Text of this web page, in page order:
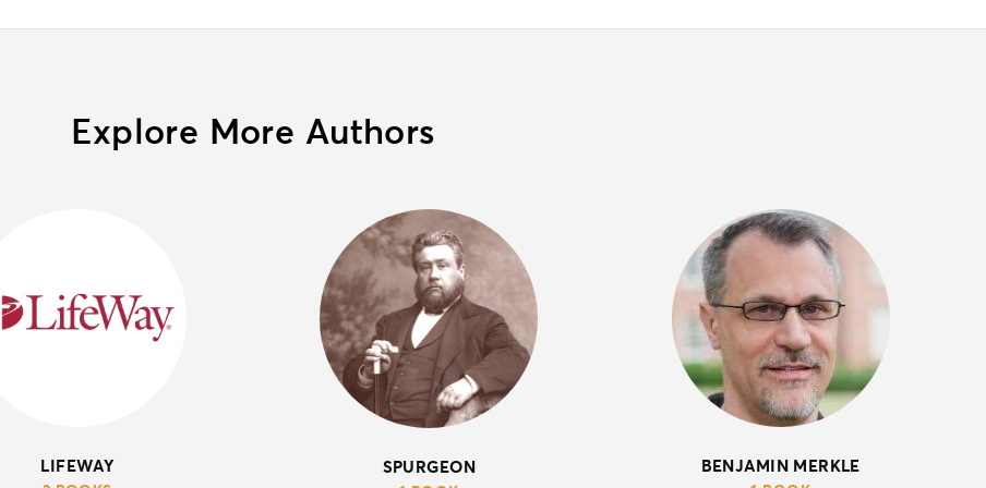
Explore More Authors
LIFEWAY SPURGEON BENJAMIN MERKLE